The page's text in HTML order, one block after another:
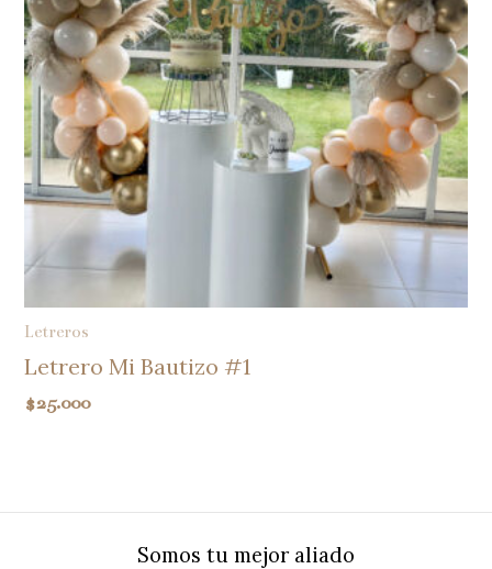
Letreros
Letrero Mi Bautizo #1
$25.000
Somos tu mejor aliado